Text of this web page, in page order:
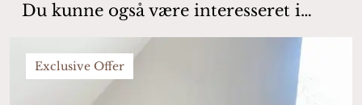
Du kunne også være interesseret i…
Exclusive Offer